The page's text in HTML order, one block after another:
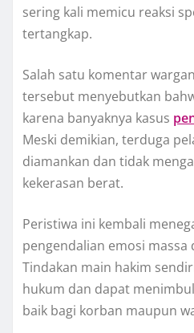
sering kali memicu reaksi
tertangkap.
Salah satu komentar
tersebut menyebutkan
karena banyaknya kasus
Meski demikian, terduga
diamankan dan tidak
kekerasan berat.
Peristiwa ini kembali
pengendalian emosi massa
Tindakan main hakim
hukum dan dapat
baik bagi korban maupun